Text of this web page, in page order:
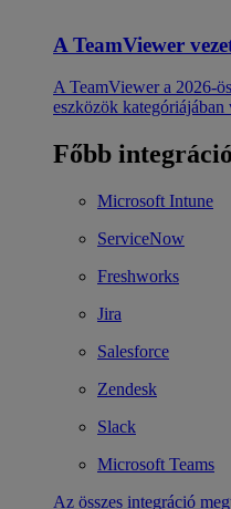
A TeamViewer
A TeamViewer a 2026-
eszközök kategóriájában
Főbb
Microsoft Intune
ServiceNow
Freshworks
Jira
Salesforce
Zendesk
Slack
Microsoft Teams
Az összes integráció